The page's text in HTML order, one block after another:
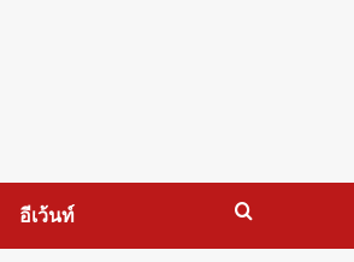
อีเว้นท์